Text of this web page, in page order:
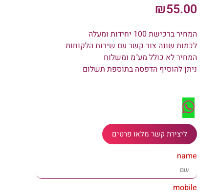
₪55.00
המחיר ברכישת 100 יחידות ומעלה
לכמות שונה צור קשר עם שירות הלקוחות
המחיר לא כולל מע"מ ומשלוח
ניתן להוסיף הדפסה בתוספת תשלום
ליצירת קשר מלאו פרטים
name
mobile